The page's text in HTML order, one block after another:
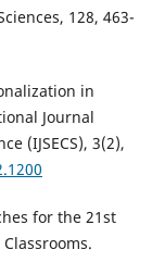
128, 463-
in
Journal
(IJSECS), 3(2),
for the 21st